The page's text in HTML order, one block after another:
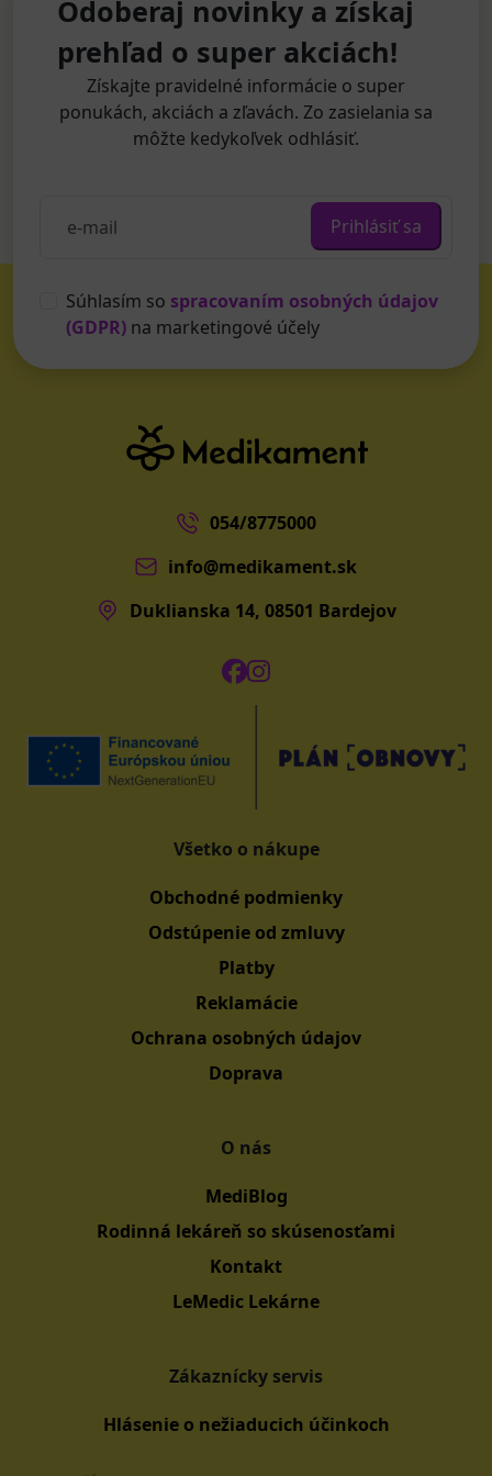
Odoberaj novinky a získaj
prehľad o super akciách!
Získajte pravidelné informácie o super
ponukách, akciách a zľavách. Zo zasielania sa
môžte kedykoľvek odhlásiť.
Prihlásiť sa
Súhlasím so spracovaním osobných údajov
(GDPR) na marketingové účely
054/8775000
info@medikament.sk
Duklianska 14, 08501 Bardejov
Všetko o nákupe
Obchodné podmienky
Odstúpenie od zmluvy
Platby
Reklamácie
Ochrana osobných údajov
Doprava
O nás
MediBlog
Rodinná lekáreň so skúsenosťami
Kontakt
LeMedic Lekárne
Zákaznícky servis
Hlásenie o nežiaducich účinkoch